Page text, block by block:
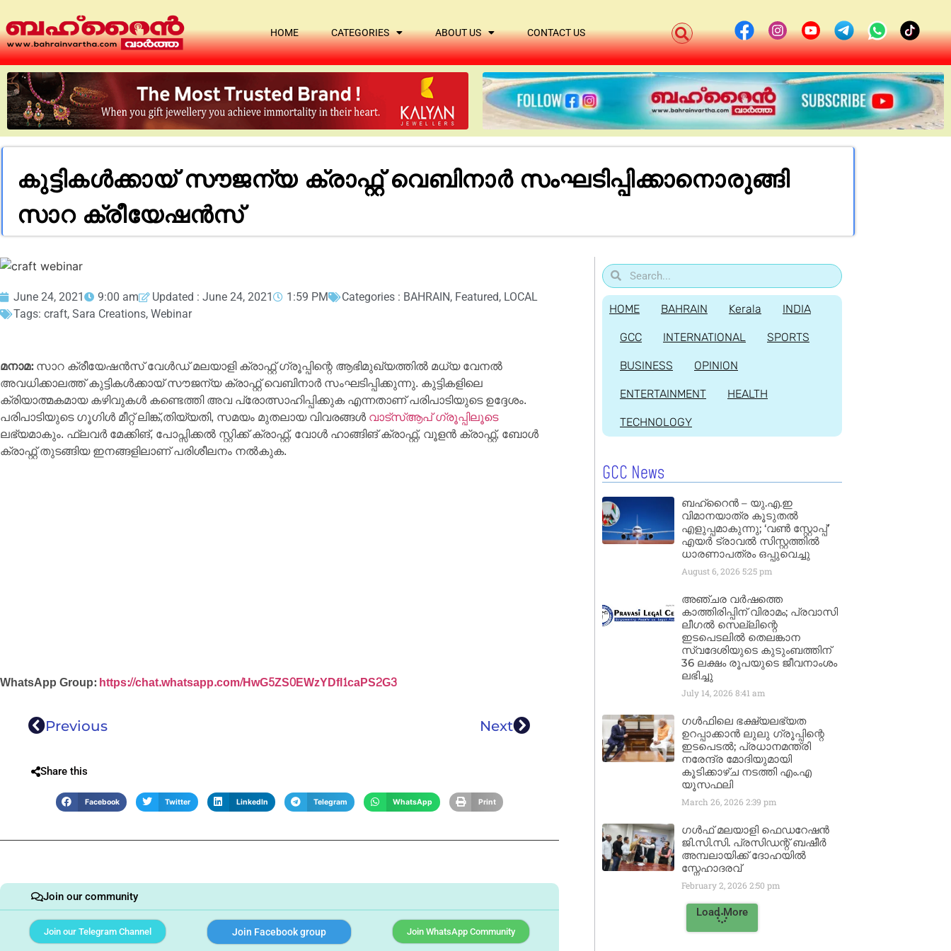
HOME CATEGORIES ABOUT US CONTACT US
കുട്ടികൾക്കായ് സൗജന്യ ക്രാഫ്റ്റ് വെബിനാർ സംഘടിപ്പിക്കാനൊരുങ്ങി
സാറ ക്രീയേഷൻസ്
June 24, 2021 9:00 am Updated : June 24, 2021 1:59 PM Categories : BAHRAIN, Featured, LOCAL
Tags: craft, Sara Creations, Webinar
മനാമ:സാറ ക്രീയേഷൻസ് വേൾഡ് മലയാളി ക്രാഫ്റ്റ് ഗ്രൂപ്പിന്റെ ആഭിമുഖ്യത്തിൽ മധ്യ വേനൽ
അവധിക്കാലത്ത് കുട്ടികൾക്കായ് സൗജന്യ ക്രാഫ്റ്റ് വെബിനാർ സംഘടിപ്പിക്കുന്നു. കുട്ടികളിലെ
ക്രിയാത്മകമായ കഴിവുകൾ കണ്ടെത്തി അവ പ്രോത്സാഹിപ്പിക്കുക എന്നതാണ് പരിപാടിയുടെ ഉദ്ദേശം.
പരിപാടിയുടെ ഗൂഗിൾ മീറ്റ് ലിങ്ക്,തിയ്യതി, സമയം മുതലായ വിവരങ്ങൾവാട്സ്ആപ് ഗ്രൂപ്പിലൂടെ
ലഭ്യമാകും. ഫ്ലവർ മേക്കിങ്, പോപ്സിക്കൽ സ്റ്റിക്ക് ക്രാഫ്റ്റ്, വോൾ ഹാങ്ങിങ് ക്രാഫ്റ്റ്, വൂളൻ ക്രാഫ്റ്റ്, ബോൾ
ക്രാഫ്റ്റ് തുടങ്ങിയ ഇനങ്ങളിലാണ് പരിശീലനം നൽകുക.
WhatsApp Group:https://chat.whatsapp.com/HwG5ZS0EWzYDfl1caPS2G3
Previous Next
Share this
Facebook Twitter LinkedIn Telegram WhatsApp Print
Join our community
Join our Telegram Channel Join Facebook group Join WhatsApp Community
HOME BAHRAIN Kerala INDIA
GCC INTERNATIONAL SPORTS
BUSINESS OPINION
ENTERTAINMENT HEALTH
TECHNOLOGY
GCC News
ബഹ്‌റൈൻ – യു.എ.ഇ
വിമാനയാത്ര കൂടുതൽ
എളുപ്പമാകുന്നു; ‘വൺ സ്റ്റോപ്പ്’
എയർ ട്രാവൽ സിസ്റ്റത്തിൽ
ധാരണാപത്രം ഒപ്പുവെച്ചു
August 6, 2026 5:25 pm
അഞ്ചര വർഷത്തെ
കാത്തിരിപ്പിന് വിരാമം; പ്രവാസി
ലീഗൽ സെല്ലിന്റെ
ഇടപെടലിൽ തെലങ്കാന
സ്വദേശിയുടെ കുടുംബത്തിന്
36 ലക്ഷം രൂപയുടെ ജീവനാംശം
ലഭിച്ചു
July 14, 2026 8:41 am
ഗൾഫിലെ ഭക്ഷ്യലഭ്യത
ഉറപ്പാക്കാൻ ലുലു ഗ്രൂപ്പിന്റെ
ഇടപെടൽ; പ്രധാനമന്ത്രി
നരേന്ദ്ര മോദിയുമായി
കൂടിക്കാഴ്ച നടത്തി എം.എ
യൂസഫലി
March 26, 2026 2:39 pm
ഗൾഫ് മലയാളി ഫെഡറേഷൻ
ജി.സി.സി. പ്രസിഡന്റ് ബഷീർ
അമ്പലായിക്ക് ദോഹയിൽ
സ്നേഹാദരവ്
February 2, 2026 2:50 pm
Load More